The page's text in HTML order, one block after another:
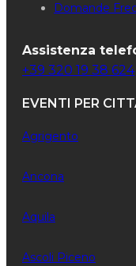
Domande
Assistenza
+39 320 19 38 624
EVENTI PER
Agrigento
Ancona
Aquila
Ascoli Piceno